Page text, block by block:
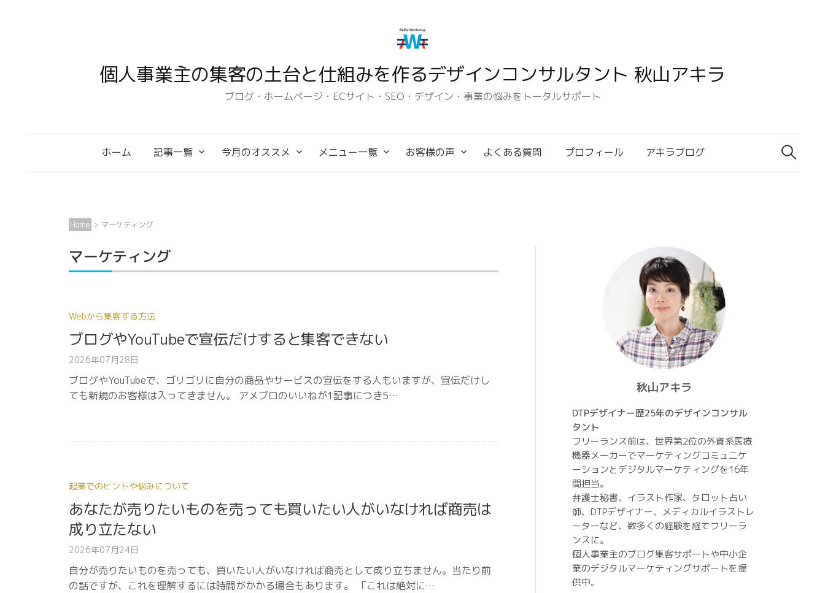
個人事業主の集客の土台と仕組みを作るデザインコンサルタント 秋山アキラ
ブログ・ホームページ・ECサイト・SEO・デザイン・事業の悩みをトータルサポート
ホーム 記事一覧 今月のオススメ メニュー一覧 お客様の声 よくある質問 プロフィール アキラブログ
検
索:
Home > マーケティング
マーケティング
Webから集客する方法
ブログやYouTubeで宣伝だけすると集客できない
2026年07月28日
ブログやYouTubeで、ゴリゴリに自分の商品やサービスの宣伝をする人もいますが、宣伝だけし
ても新規のお客様は入ってきません。 アメブロのいいねが1記事につき5…
起業でのヒントや悩みについて
あなたが売りたいものを売っても買いたい人がいなければ商売は
成り立たない
2026年07月24日
自分が売りたいものを売っても、買いたい人がいなければ商売として成り立ちません。当たり前
の話ですが、これを理解するには時間がかかる場合もあります。 「これは絶対に…
秋山アキラ
DTPデザイナー歴25年のデザインコンサル
タント
フリーランス前は、世界第2位の外資系医療
機器メーカーでマーケティングコミュニケ
ーションとデジタルマーケティングを16年
間担当。
弁護士秘書、イラスト作家、タロット占い
師、DTPデザイナー、メディカルイラストレ
ーターなど、数多くの経験を経てフリーラ
ンスに。
個人事業主のブログ集客サポートや中小企
業のデジタルマーケティングサポートを提
供中。